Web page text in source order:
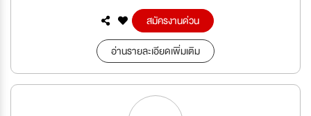
สมัครงานด่วน
อ่านรายละเอียดเพิ่มเติม